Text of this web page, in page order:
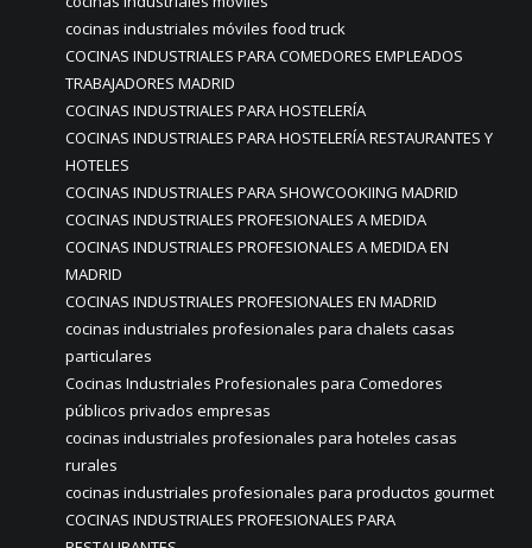
cocinas industriales móviles food truck
COCINAS INDUSTRIALES PARA COMEDORES EMPLEADOS
TRABAJADORES MADRID
COCINAS INDUSTRIALES PARA HOSTELERÍA
COCINAS INDUSTRIALES PARA HOSTELERÍA RESTAURANTES Y
HOTELES
COCINAS INDUSTRIALES PARA SHOWCOOKIING MADRID
COCINAS INDUSTRIALES PROFESIONALES A MEDIDA
COCINAS INDUSTRIALES PROFESIONALES A MEDIDA EN
MADRID
COCINAS INDUSTRIALES PROFESIONALES EN MADRID
cocinas industriales profesionales para chalets casas
particulares
Cocinas Industriales Profesionales para Comedores
públicos privados empresas
cocinas industriales profesionales para hoteles casas
rurales
cocinas industriales profesionales para productos gourmet
COCINAS INDUSTRIALES PROFESIONALES PARA